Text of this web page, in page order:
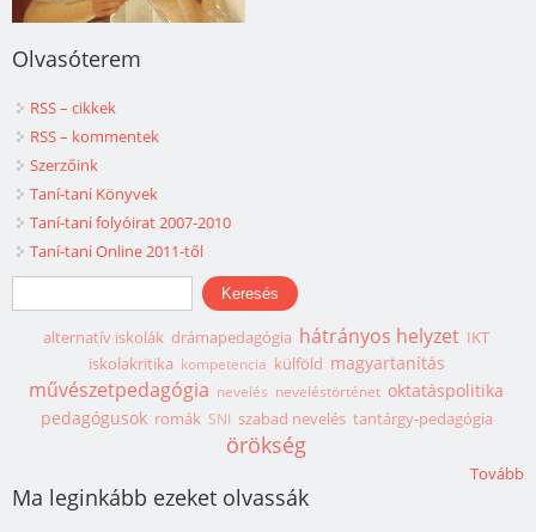
Olvasóterem
RSS – cikkek
RSS – kommentek
Szerzőink
Taní-tani Könyvek
Taní-tani folyóirat 2007-2010
Taní-tani Online 2011-től
Keresés űrlap
Keresés
alternatív iskolák drámapedagógia hátrányos helyzet IKT
iskolakritika kompetencia külföld magyartanítás
művészetpedagógia nevelés neveléstörténet oktatáspolitika
pedagógusok romák SNI szabad nevelés tantárgy-pedagógia
örökség
Tovább
Ma leginkább ezeket olvassák